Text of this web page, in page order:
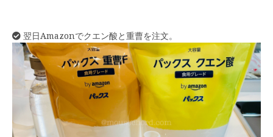
翌日Amazonでクエン酸と重曹を注文。